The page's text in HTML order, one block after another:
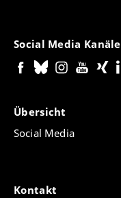
Social Media Kanäle
Übersicht
Social Media
Kontakt